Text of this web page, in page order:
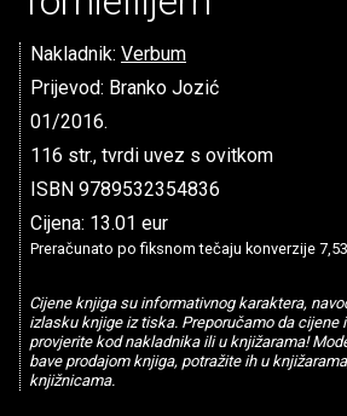
Nakladnik: Verbum
Prijevod: Branko Jozić
01/2016.
116 str., tvrdi uvez s ovitkom
ISBN 9789532354836
Cijena: 13.01 eur
Preračunato po fiksnom tečaju konverzije
Cijene knjiga su informativnog karaktera,
izlasku knjige iz tiska. Preporučamo da cijene
provjerite kod nakladnika ili u knjižarama!
bave prodajom knjiga, potražite ih u
knjižnicama.